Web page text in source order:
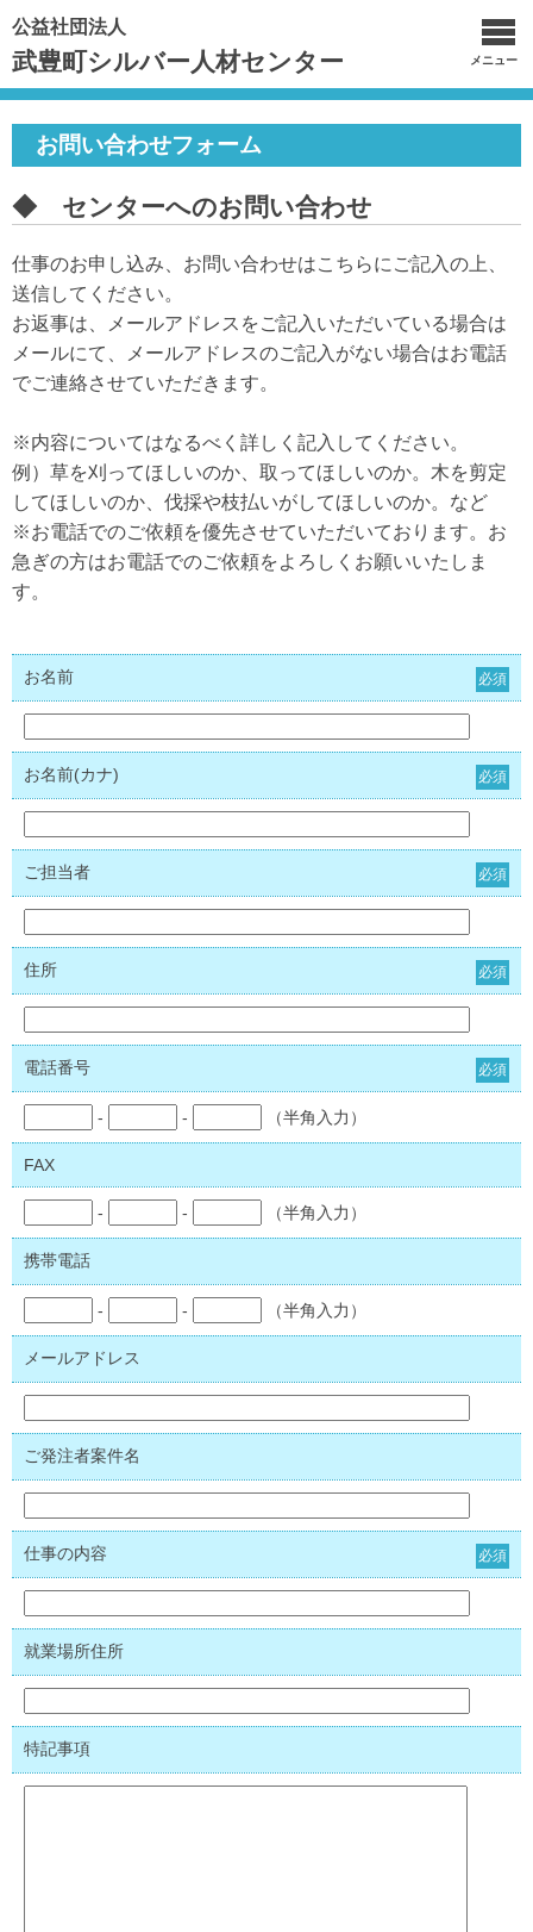
公益社団法人
武豊町シルバー人材センター メニュー
お問い合わせフォーム
◆ センターへのお問い合わせ
仕事のお申し込み、お問い合わせはこちらにご記入の上、
送信してください。
お返事は、メールアドレスをご記入いただいている場合は
メールにて、メールアドレスのご記入がない場合はお電話
でご連絡させていただきます。
※内容についてはなるべく詳しく記入してください。
例）草を刈ってほしいのか、取ってほしいのか。木を剪定
してほしいのか、伐採や枝払いがしてほしいのか。など
※お電話でのご依頼を優先させていただいております。お
急ぎの方はお電話でのご依頼をよろしくお願いいたしま
す。
お名前 必須
お名前(カナ) 必須
ご担当者 必須
住所 必須
電話番号 必須
- - （半角入力）
FAX
- - （半角入力）
携帯電話
- - （半角入力）
メールアドレス
ご発注者案件名
仕事の内容 必須
就業場所住所
特記事項